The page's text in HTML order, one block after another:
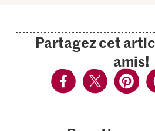
Partagez cet
amis!